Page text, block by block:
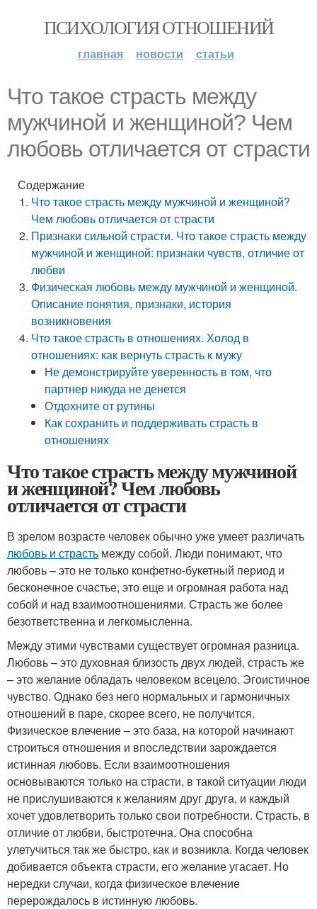
ПСИХОЛОГИЯ ОТНОШЕНИЙ
главная новости статьи
Что такое страсть между
мужчиной и женщиной? Чем
любовь отличается от страсти
Содержание
Что такое страсть между мужчиной и женщиной?
Чем любовь отличается от страсти
Признаки сильной страсти. Что такое страсть между
мужчиной и женщиной: признаки чувств, отличие от
любви
Физическая любовь между мужчиной и женщиной.
Описание понятия, признаки, история
возникновения
Что такое страсть в отношениях. Холод в
отношениях: как вернуть страсть к мужу
Не демонстрируйте уверенность в том, что
партнер никуда не денется
Отдохните от рутины
Как сохранить и поддерживать страсть в
отношениях
Что такое страсть между мужчиной
и женщиной? Чем любовь
отличается от страсти
В зрелом возрасте человек обычно уже умеет различать
любовь и страсть между собой. Люди понимают, что
любовь – это не только конфетно-букетный период и
бесконечное счастье, это еще и огромная работа над
собой и над взаимоотношениями. Страсть же более
безответственна и легкомысленна.
Между этими чувствами существует огромная разница.
Любовь – это духовная близость двух людей, страсть же
– это желание обладать человеком всецело. Эгоистичное
чувство. Однако без него нормальных и гармоничных
отношений в паре, скорее всего, не получится.
Физическое влечение – это база, на которой начинают
строиться отношения и впоследствии зарождается
истинная любовь. Если взаимоотношения
основываются только на страсти, в такой ситуации люди
не прислушиваются к желаниям друг друга, и каждый
хочет удовлетворить только свои потребности. Страсть, в
отличие от любви, быстротечна. Она способна
улетучиться так же быстро, как и возникла. Когда человек
добивается объекта страсти, его желание угасает. Но
нередки случаи, когда физическое влечение
перерождалось в истинную любовь.